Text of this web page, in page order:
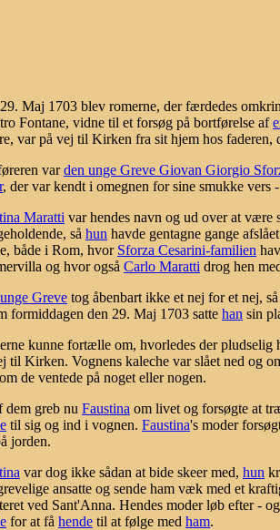
Maj 1703 blev romerne, der færdedes
Fontane, vidne til et forsøg på bortførelse af
var på vej til Kirken fra sit hjem hos faderen,
varden unge Greve Giovan Giorgio
, der var kendt i omegnen for sine smukke vers
Maratti var hendes navn og ud over at
så hun havde gentagne gange
både i Rom, hvor Sforza Cesarini-familien
og hvor også Carlo Maratti drog hen
Greve tog åbenbart ikke et nej for et nej,
formiddagen den 29. Maj 1703 satte han sin
kunne fortælle om, hvorledes der
til Kirken. Vognens kaleche var slået ned og
de ventede på noget eller nogen.
dem greb nu Faustina om livet og forsøgte at
til sig og ind i vognen. Faustina's moder
jorden.
var dog ikke sådan at bide skeer med, hun
ansatte og sende ham væk med et
ved Sant'Anna. Hendes moder løb efter -
for at få hende til at følge med ham.